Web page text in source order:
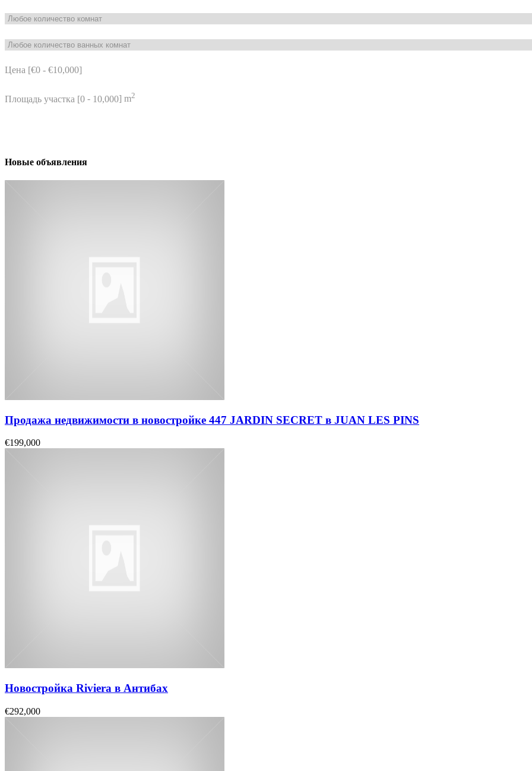
Цена [€0 - €10,000]
Площадь участка [0 - 10,000] m2
Новые объявления
Продажа недвижимости в новостройке 447 JARDIN SECRET в JUAN LES PINS
€199,000
Новостройка Riviera в Антибах
€292,000